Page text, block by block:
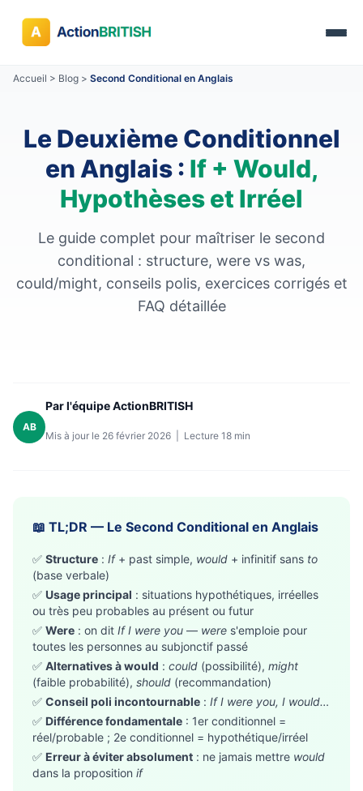
Accueil > Blog > Second Conditional en Anglais
Le Deuxième Conditionnel
en Anglais : If + Would,
Hypothèses et Irréel
Le guide complet pour maîtriser le second
conditional : structure, were vs was,
could/might, conseils polis, exercices corrigés et
FAQ détaillée
AB
Par l'équipe ActionBRITISH
Mis à jour le 26 février 2026 | Lecture 18 min
📖 TL;DR — Le Second Conditional en Anglais
✅ Structure : If+ past simple, would + infinitif sans to
(base verbale)
✅ Usage principal : situations hypothétiques, irréelles
ou très peu probables au présent ou futur
✅ Were : on dit If I were you — were s'emploie pour
toutes les personnes au subjonctif passé
✅ Alternatives à would : could (possibilité), might
(faible probabilité), should (recommandation)
✅ Conseil poli incontournable : If I were you, I would…
✅ Différence fondamentale : 1er conditionnel =
réel/probable ; 2e conditionnel = hypothétique/irréel
✅ Erreur à éviter absolument : ne jamais mettre would
dans la proposition if